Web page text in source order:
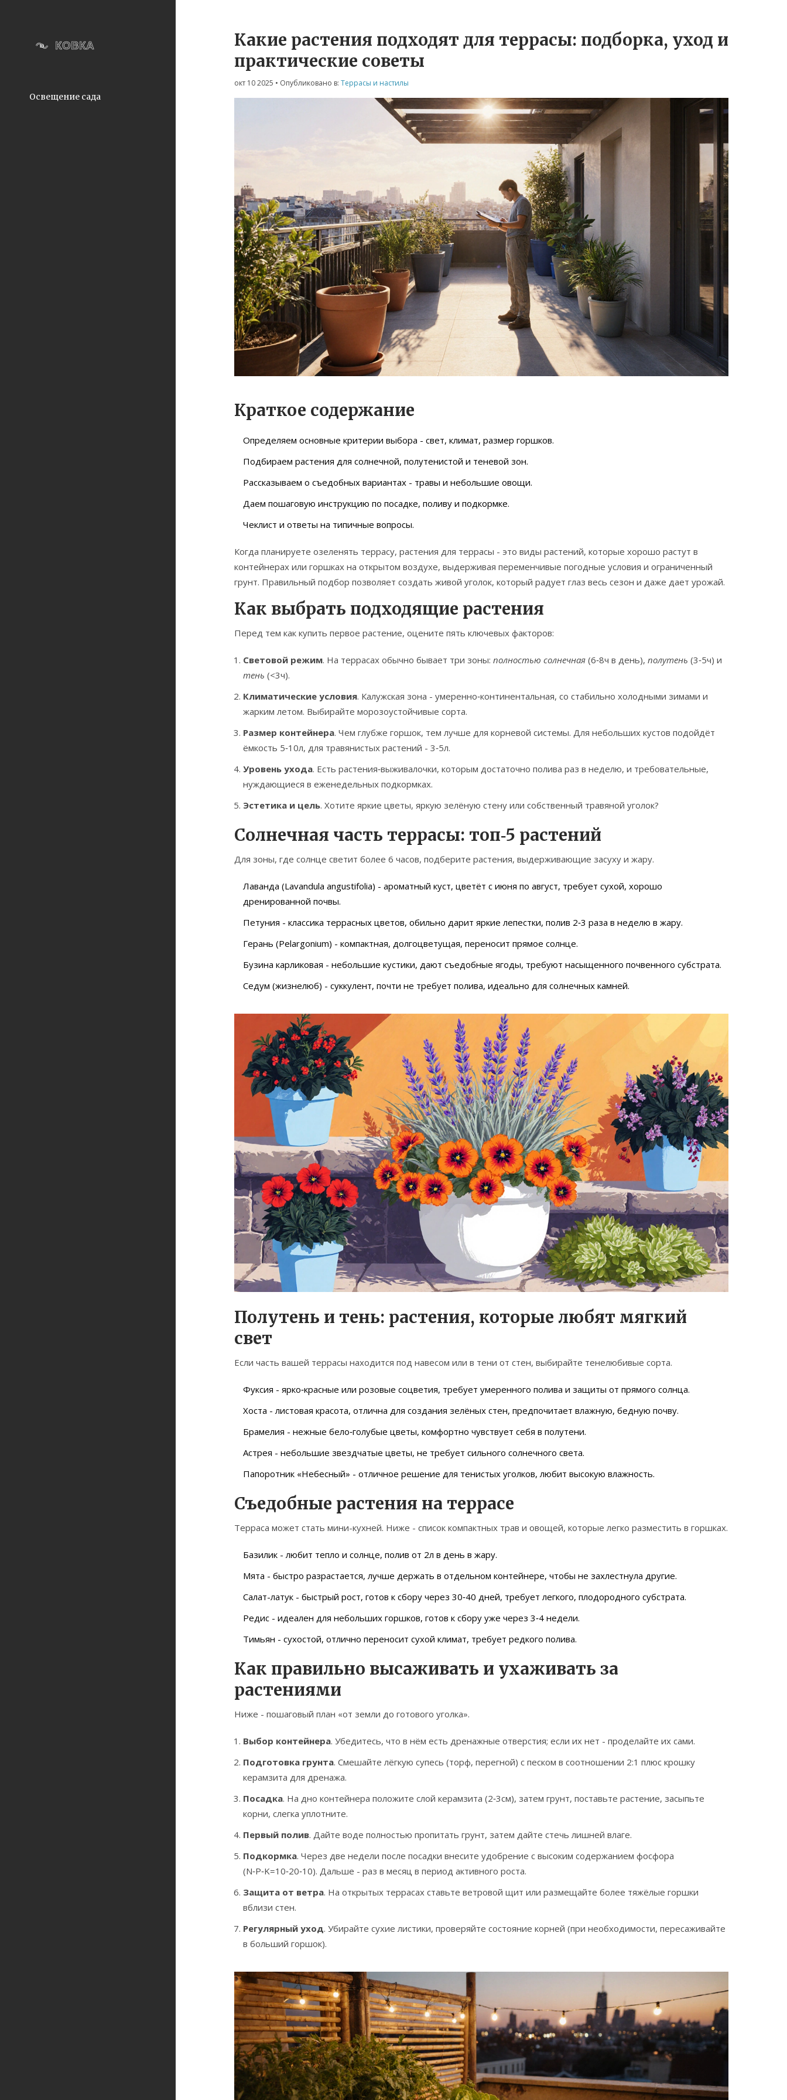
Освещение сада
Какие растения подходят для террасы: подборка, уход и
практические советы
окт 10 2025 • Опубликовано в: Террасы и настилы
Краткое содержание
Определяем основные критерии выбора - свет, климат, размер горшков.
Подбираем растения для солнечной, полутенистой и теневой зон.
Рассказываем о съедобных вариантах - травы и небольшие овощи.
Даем пошаговую инструкцию по посадке, поливу и подкормке.
Чеклист и ответы на типичные вопросы.
Когда планируете озеленять террасу, растения для террасы - это виды растений, которые хорошо растут в
контейнерах или горшках на открытом воздухе, выдерживая переменчивые погодные условия и ограниченный
грунт. Правильный подбор позволяет создать живой уголок, который радует глаз весь сезон и даже дает урожай.
Как выбрать подходящие растения
Перед тем как купить первое растение, оцените пять ключевых факторов:
Световой режим. На террасах обычно бывает три зоны: полностью солнечная (6‑8ч в день), полутень (3‑5ч) и
тень (<3ч).
Климатические условия. Калужская зона - умеренно‑континентальная, со стабильно холодными зимами и
жарким летом. Выбирайте морозоустойчивые сорта.
Размер контейнера. Чем глубже горшок, тем лучше для корневой системы. Для небольших кустов подойдёт
ёмкость 5‑10л, для травянистых растений - 3‑5л.
Уровень ухода. Есть растения‑выживалочки, которым достаточно полива раз в неделю, и требовательные,
нуждающиеся в еженедельных подкормках.
Эстетика и цель. Хотите яркие цветы, яркую зелёную стену или собственный травяной уголок?
Солнечная часть террасы: топ‑5 растений
Для зоны, где солнце светит более 6 часов, подберите растения, выдерживающие засуху и жару.
Лаванда (Lavandula angustifolia) - ароматный куст, цветёт с июня по август, требует сухой, хорошо
дренированной почвы.
Петуния - классика террасных цветов, обильно дарит яркие лепестки, полив 2‑3 раза в неделю в жару.
Герань (Pelargonium) - компактная, долгоцветущая, переносит прямое солнце.
Бузина карликовая - небольшие кустики, дают съедобные ягоды, требуют насыщенного почвенного субстрата.
Седум (жизнелюб) - суккулент, почти не требует полива, идеально для солнечных камней.
Полутень и тень: растения, которые любят мягкий
свет
Если часть вашей террасы находится под навесом или в тени от стен, выбирайте тенелюбивые сорта.
Фуксия - ярко‑красные или розовые соцветия, требует умеренного полива и защиты от прямого солнца.
Хоста - листовая красота, отлична для создания зелёных стен, предпочитает влажную, бедную почву.
Брамелия - нежные бело‑голубые цветы, комфортно чувствует себя в полутени.
Астрея - небольшие звездчатые цветы, не требует сильного солнечного света.
Папоротник «Небесный» - отличное решение для тенистых уголков, любит высокую влажность.
Съедобные растения на террасе
Терраса может стать мини-кухней. Ниже - список компактных трав и овощей, которые легко разместить в горшках.
Базилик - любит тепло и солнце, полив от 2л в день в жару.
Мята - быстро разрастается, лучше держать в отдельном контейнере, чтобы не захлестнула другие.
Салат-латук - быстрый рост, готов к сбору через 30‑40 дней, требует легкого, плодородного субстрата.
Редис - идеален для небольших горшков, готов к сбору уже через 3‑4 недели.
Тимьян - сухостой, отлично переносит сухой климат, требует редкого полива.
Как правильно высаживать и ухаживать за
растениями
Ниже - пошаговый план «от земли до готового уголка».
Выбор контейнера. Убедитесь, что в нём есть дренажные отверстия; если их нет - проделайте их сами.
Подготовка грунта. Смешайте лёгкую супесь (торф, перегной) с песком в соотношении 2:1 плюс крошку
керамзита для дренажа.
Посадка. На дно контейнера положите слой керамзита (2‑3см), затем грунт, поставьте растение, засыпьте
корни, слегка уплотните.
Первый полив. Дайте воде полностью пропитать грунт, затем дайте стечь лишней влаге.
Подкормка. Через две недели после посадки внесите удобрение с высоким содержанием фосфора
(N‑P‑K=10‑20‑10). Дальше - раз в месяц в период активного роста.
Защита от ветра. На открытых террасах ставьте ветровой щит или размещайте более тяжёлые горшки
вблизи стен.
Регулярный уход. Убирайте сухие листики, проверяйте состояние корней (при необходимости, пересаживайте
в больший горшок).